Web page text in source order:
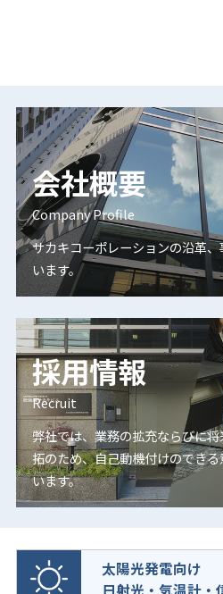
会社概要
Company Profile
サカキコーポレーションの沿革
います。
採用情報
Recruit
弊社では、業務の拡充ならびに
拓のため、自己動機付けのでき
います。
太陽光発電向け
日射光・気温計・